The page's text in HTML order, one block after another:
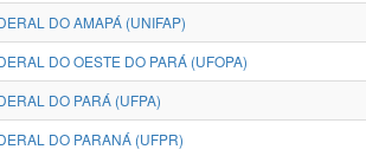
DO AMAPÁ (UNIFAP)
DO OESTE DO PARÁ (UFOPA)
DO PARÁ (UFPA)
DO PARANÁ (UFPR)